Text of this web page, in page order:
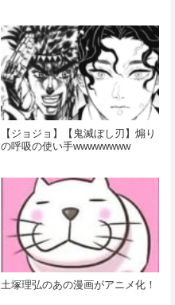
【ジョジョ】【鬼滅ぼし刃】煽り
の呼吸の使い手wwwwwwww
土塚理弘のあの漫画がアニメ化！